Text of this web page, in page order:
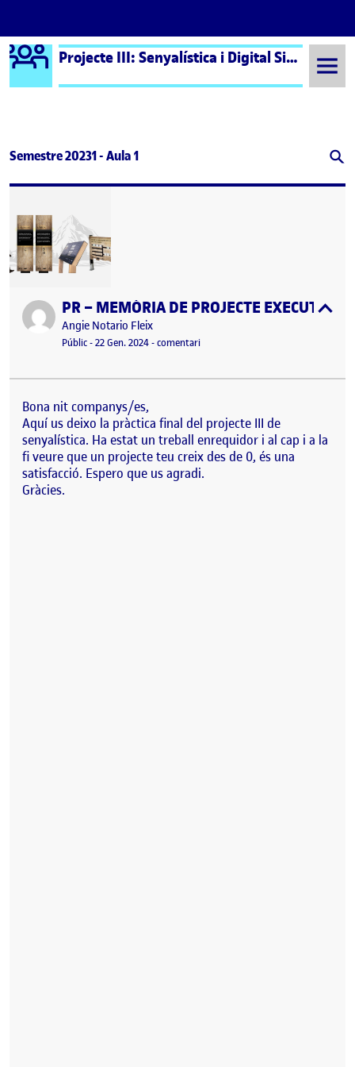
Saltar al contingut
Logo Ágora Projecte III: Senyalística i Digital Signage – Aula 1
Semestre 20231 - Aula 1
Publicat perPR – MEMÒRIA DE PROJECTE EXECUTIU
Publicat per
Angie Notario Fleix
Visibilitat:
Públic-Data de publicació
22 Gen. 202412 juny, 2024 4:38 pm
-comentariel PR – MEMÒRIA DE PROJECTE
Bona nit companys/es,
Aquí us deixo la pràctica final del projecte III de
senyalística. Ha estat un treball enrequidor i al cap i a la
fi veure que un projecte teu creix des de 0, és una
satisfacció. Espero que us agradi.
Gràcies.